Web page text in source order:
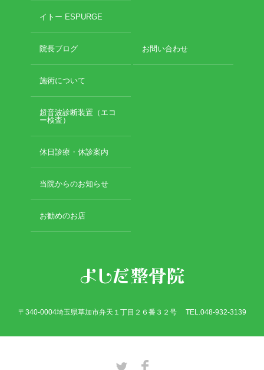
イトー ESPURGE
院長ブログ
施術について
超音波診断装置（エコ
ー検査）
休日診療・休診案内
当院からのお知らせ
お勧めのお店
お問い合わせ
〒340-0004埼玉県草加市弁天１丁目２６番３２号 TEL.048-932-3139